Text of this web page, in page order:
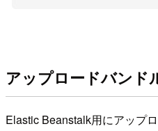
アップロードバンド
Elastic Beanstalk用にアップ